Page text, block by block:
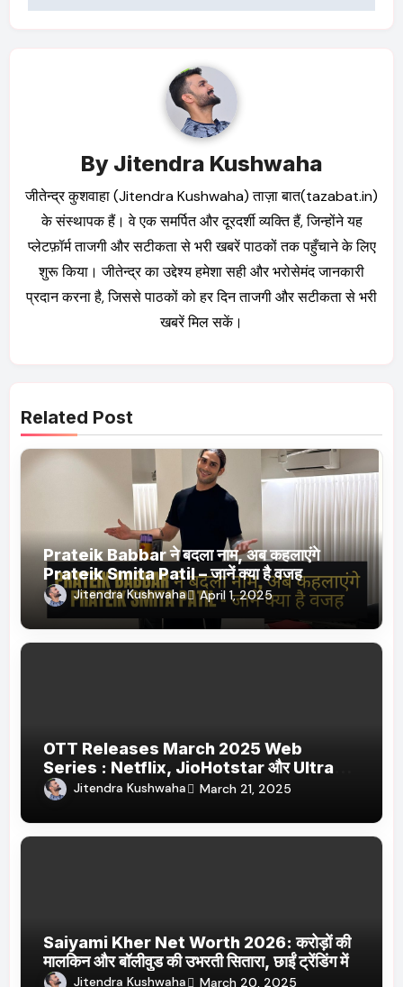
By Jitendra Kushwaha
जीतेन्द्र कुशवाहा (Jitendra Kushwaha) ताज़ा बात(tazabat.in)
के संस्थापक हैं। वे एक समर्पित और दूरदर्शी व्यक्ति हैं, जिन्होंने यह
प्लेटफ़ॉर्म ताजगी और सटीकता से भरी खबरें पाठकों तक पहुँचाने के लिए
शुरू किया। जीतेन्द्र का उद्देश्य हमेशा सही और भरोसेमंद जानकारी
प्रदान करना है, जिससे पाठकों को हर दिन ताजगी और सटीकता से भरी
खबरें मिल सकें।
Related Post
Prateik Babbar ने बदला नाम, अब कहलाएंगे
Prateik Smita Patil – जानें क्या है वजह
Jitendra Kushwaha April 1, 2025
OTT Releases March 2025 Web
Series : Netflix, JioHotstar और Ultra
Jhakaas पर नई वेब सीरीज और फिल्में
Jitendra Kushwaha March 21, 2025
Saiyami Kher Net Worth 2026: करोड़ों की
मालकिन और बॉलीवुड की उभरती सितारा, छाईं ट्रेंडिंग में
Jitendra Kushwaha March 20, 2025